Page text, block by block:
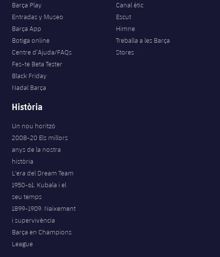
Barça Play
Entradas y Museo
Barça App
Botiga online
Centre d’Ajuda/FAQs
Fes-te Beta Tester
Black Friday
Nadal Barça
Canal ètic
Escut
Himne
Treballa a les Barça
Stores
Història
Un nou horitzó
2008-20 Els millors
anys de la nostra
història
L'era del Dream Team
1950-61. Kubala i el
seu temps
1899-1909. Naixement
i supervivència
Barça en Champions
League